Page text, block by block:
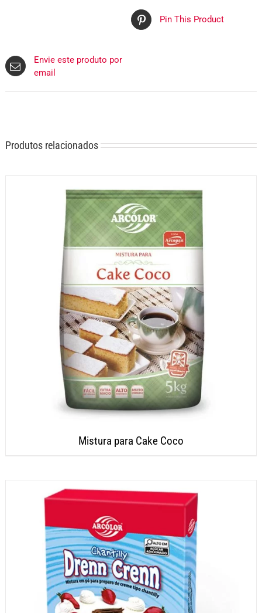
Pin This Product
Envie este produto por
email
Produtos relacionados
Mistura para Cake Coco